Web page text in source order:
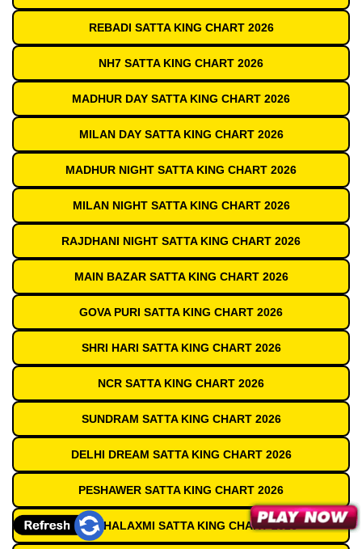
REBADI SATTA KING CHART 2026
NH7 SATTA KING CHART 2026
MADHUR DAY SATTA KING CHART 2026
MILAN DAY SATTA KING CHART 2026
MADHUR NIGHT SATTA KING CHART 2026
MILAN NIGHT SATTA KING CHART 2026
RAJDHANI NIGHT SATTA KING CHART 2026
MAIN BAZAR SATTA KING CHART 2026
GOVA PURI SATTA KING CHART 2026
SHRI HARI SATTA KING CHART 2026
NCR SATTA KING CHART 2026
SUNDRAM SATTA KING CHART 2026
DELHI DREAM SATTA KING CHART 2026
PESHAWER SATTA KING CHART 2026
JAI MAHALAXMI SATTA KING CHART 2026